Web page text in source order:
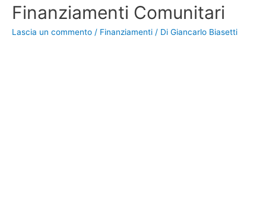
Finanziamenti Comunitari
Lascia un commento / Finanziamenti / Di Giancarlo Biasetti